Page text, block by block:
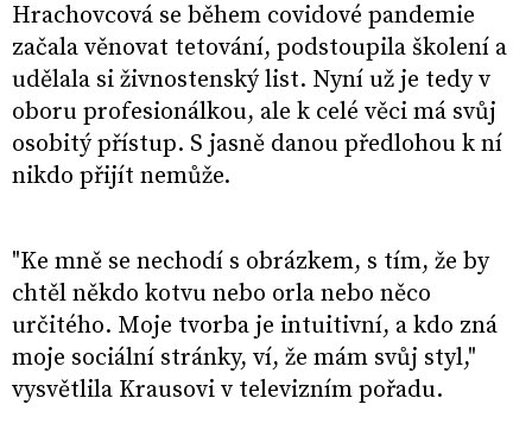
Hrachovcová se během covidové pandemie
začala věnovat tetování, podstoupila školení a
udělala si živnostenský list. Nyní už je tedy v
oboru profesionálkou, ale k celé věci má svůj
osobitý přístup. S jasně danou předlohou k ní
nikdo přijít nemůže.
"Ke mně se nechodí s obrázkem, s tím, že by
chtěl někdo kotvu nebo orla nebo něco
určitého. Moje tvorba je intuitivní, a kdo zná
moje sociální stránky, ví, že mám svůj styl,"
vysvětlila Krausovi v televizním pořadu.